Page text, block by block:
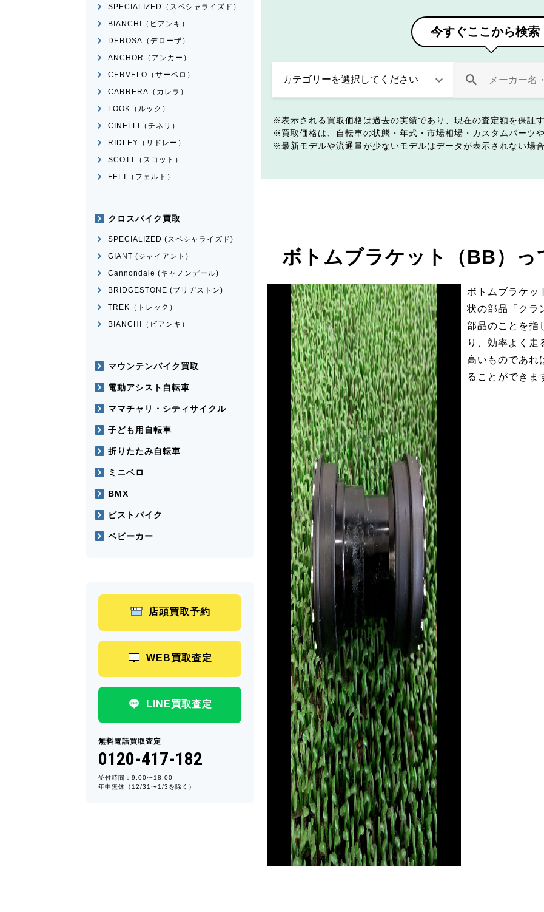
今すぐここから検索
表示される買取価格は過去の実績であり、現在の査定額を保証
買取価格は、自転車の状態・年式・市場相場・カスタムパーツ
最新モデルや流通量が少ないモデルはデータが表示されない場合
ボトムブラケット（BB）っ
ボトムブラケッ
状の部品「クラ
部品のことを指
り、効率よく走
高いものであれ
ることができま
SPECIALIZED（スペシャライズド）
BIANCHI（ビアンキ）
DEROSA（デローザ）
ANCHOR（アンカー）
CERVELO（サーベロ）
CARRERA（カレラ）
LOOK（ルック）
CINELLI（チネリ）
RIDLEY（リドレー）
SCOTT（スコット）
FELT（フェルト）
クロスバイク買取
SPECIALIZED (スペシャライズド)
GIANT (ジャイアント)
Cannondale (キャノンデール)
BRIDGESTONE (ブリヂストン)
TREK（トレック）
BIANCHI（ビアンキ）
マウンテンバイク買取
電動アシスト自転車
ママチャリ・シティサイクル
子ども用自転車
折りたたみ自転車
ミニベロ
BMX
ピストバイク
ベビーカー
店頭買取予約
WEB買取査定
LINE買取査定
無料電話買取査定
0120-417-182
受付時間：9:00〜18:00
年中無休（12/31〜1/3を除く）